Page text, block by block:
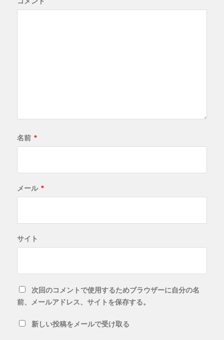
名前 *
メール *
サイト
次回のコメントで使用するためブラウザーに自分の名
前、メールアドレス、サイトを保存する。
新しい投稿をメールで受け取る